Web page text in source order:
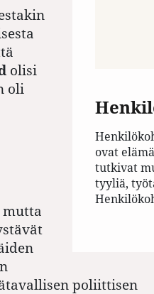
ovat
tutkivat
tyyliä,
olisi
oli
poliittisen